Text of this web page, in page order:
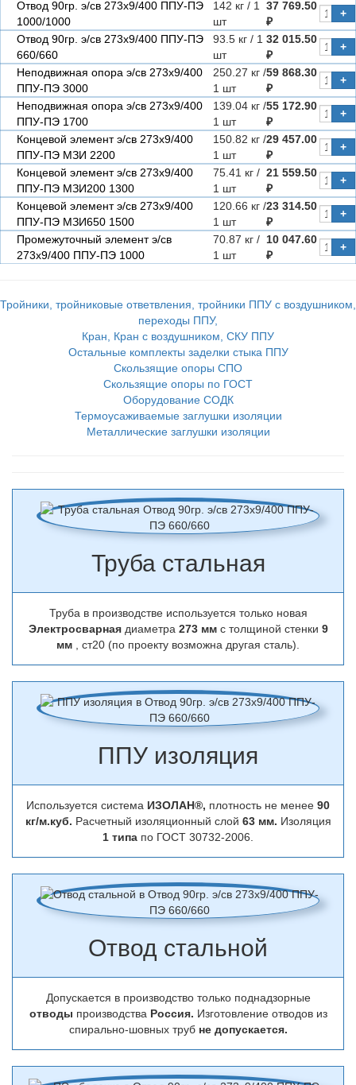
Отвод 90гр. э/св 273х9/400 ППУ-ПЭ
1000/1000
142 кг / 1
шт
37 769.50
₽
+
Отвод 90гр. э/св 273х9/400 ППУ-ПЭ
660/660
93.5 кг / 1
шт
32 015.50
₽
+
Неподвижная опора э/св 273х9/400
ППУ-ПЭ 3000
250.27 кг /
1 шт
59 868.30
₽
+
Неподвижная опора э/св 273х9/400
ППУ-ПЭ 1700
139.04 кг /
1 шт
55 172.90
₽
+
Концевой элемент э/св 273х9/400
ППУ-ПЭ МЗИ 2200
150.82 кг /
1 шт
29 457.00
₽
+
Концевой элемент э/св 273х9/400
ППУ-ПЭ МЗИ200 1300
75.41 кг /
1 шт
21 559.50
₽
+
Концевой элемент э/св 273х9/400
ППУ-ПЭ МЗИ650 1500
120.66 кг /
1 шт
23 314.50
₽
+
Промежуточный элемент э/св
273х9/400 ППУ-ПЭ 1000
70.87 кг /
1 шт
10 047.60
₽
+
Тройники, тройниковые ответвления, тройники ППУ с воздушником,
переходы ППУ,
Кран, Кран с воздушником, СКУ ППУ
Остальные комплекты заделки стыка ППУ
Скользящие опоры СПО
Скользящие опоры по ГОСТ
Оборудование СОДК
Термоусаживаемые заглушки изоляции
Металлические заглушки изоляции
Труба стальная
Труба в производстве используется только новая
Электросварная диаметра 273 ммс толщиной стенки 9
мм , ст20 (по проекту возможна другая сталь).
ППУ изоляция
Используется система ИЗОЛАН®, плотность не менее 90
кг/м.куб. Расчетный изоляционный слой 63 мм. Изоляция
1 типа по ГОСТ 30732-2006.
Отвод стальной
Допускается в производство только поднадзорные
отводы производства Россия. Изготовление отводов из
спирально-шовных труб не допускается.